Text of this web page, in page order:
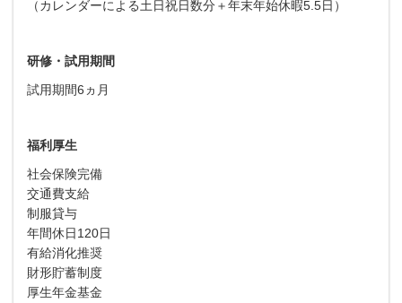
（カレンダーによる土日祝日数分＋年末年始休暇5.5日）
研修・試用期間
試用期間6ヵ月
福利厚生
社会保険完備
交通費支給
制服貸与
年間休日120日
有給消化推奨
財形貯蓄制度
厚生年金基金